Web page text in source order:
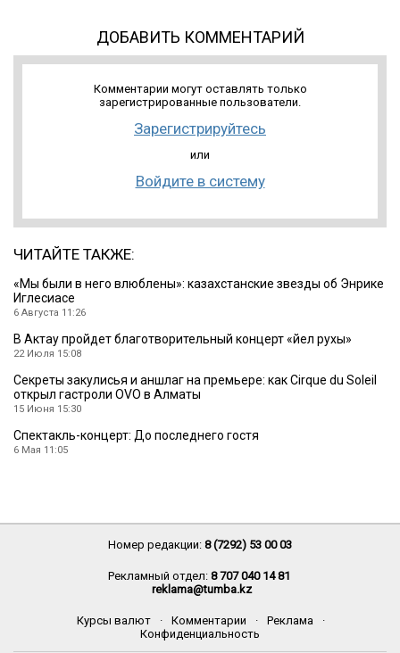
ДОБАВИТЬ КОММЕНТАРИЙ
Комментарии могут оставлять только
зарегистрированные пользователи.
Зарегистрируйтесь
или
Войдите в систему
ЧИТАЙТЕ ТАКЖЕ:
«Мы были в него влюблены»: казахстанские звезды об Энрике
Иглесиасе
6 Августа 11:26
В Актау пройдет благотворительный концерт «Әйел рухы»
22 Июля 15:08
Секреты закулисья и аншлаг на премьере: как Cirque du Soleil
открыл гастроли OVO в Алматы
15 Июня 15:30
Спектакль-концерт: До последнего гостя
6 Мая 11:05
Номер редакции: 8 (7292) 53 00 03
Рекламный отдел: 8 707 040 14 81
reklama@tumba.kz
Курсы валют · Комментарии · Реклама
·
Конфиденциальность